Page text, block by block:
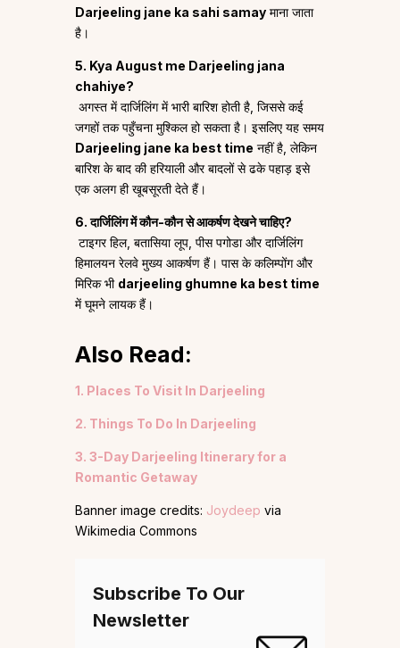
Darjeeling jane ka sahi samay माना जाता
है।
5. Kya August me Darjeeling jana
chahiye?
अगस्त में दार्जिलिंग में भारी बारिश होती है, जिससे कई
जगहों तक पहुँचना मुश्किल हो सकता है। इसलिए यह समय
Darjeeling jane ka best time नहीं है, लेकिन
बारिश के बाद की हरियाली और बादलों से ढके पहाड़ इसे
एक अलग ही खूबसूरती देते हैं।
6. दार्जिलिंग में कौन-कौन से आकर्षण देखने चाहिए?
टाइगर हिल, बतासिया लूप, पीस पगोडा और दार्जिलिंग
हिमालयन रेलवे मुख्य आकर्षण हैं। पास के कलिम्पोंग और
मिरिक भी darjeeling ghumne ka best time
में घूमने लायक हैं।
Also Read:
1. Places To Visit In Darjeeling
2. Things To Do In Darjeeling
3. 3-Day Darjeeling Itinerary for a
Romantic Getaway
Banner image credits: Joydeep via
Wikimedia Commons
Subscribe To Our
Newsletter